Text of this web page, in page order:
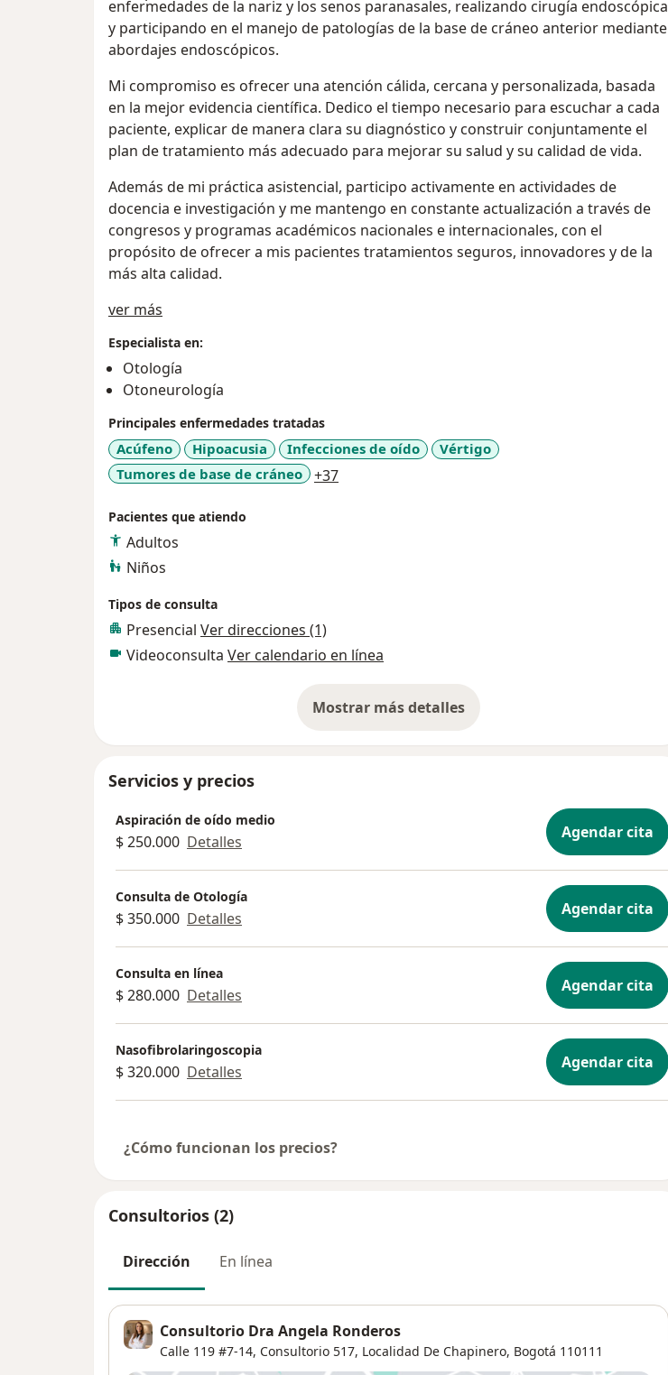
enfermedades de la nariz y los senos paranasales, realizando cirugía endoscópica
y participando en el manejo de patologías de la base de cráneo anterior mediante
abordajes endoscópicos.
Mi compromiso es ofrecer una atención cálida, cercana y personalizada, basada
en la mejor evidencia científica. Dedico el tiempo necesario para escuchar a cada
paciente, explicar de manera clara su diagnóstico y construir conjuntamente el
plan de tratamiento más adecuado para mejorar su salud y su calidad de vida.
Además de mi práctica asistencial, participo activamente en actividades de
docencia e investigación y me mantengo en constante actualización a través de
congresos y programas académicos nacionales e internacionales, con el
propósito de ofrecer a mis pacientes tratamientos seguros, innovadores y de la
más alta calidad.
ver más
Especialista en:
Otología
Otoneurología
Principales enfermedades tratadas
Acúfeno Hipoacusia Infecciones de oído
Vértigo
Tumores de base de cráneo
+37a11y_sr_more_diseases
Pacientes que atiendo
Adultos
Niños
Tipos de consulta
Presencial Ver direcciones (1)
Videoconsulta Ver calendario en línea
Mostrar más detalles
sobre la experiencia
Servicios y precios
Aspiración de oído medio
$ 250.000 Detalles Agendar cita
Consulta de Otología
$ 350.000 Detalles Agendar cita
Consulta en línea
$ 280.000 Detalles Agendar cita
Nasofibrolaringoscopia
$ 320.000 Detalles Agendar cita
¿Cómo funcionan los precios?
Consultorios (2)
Dirección En línea
Consultorio Dra Angela Ronderos
Calle 119 #7-14, Consultorio 517, Localidad De Chapinero, Bogotá 110111